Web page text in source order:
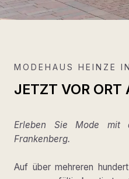
MODEHAUS HEINZE
JETZT VOR ORT
Erleben Sie Mode mit
Frankenberg.
Auf über mehreren